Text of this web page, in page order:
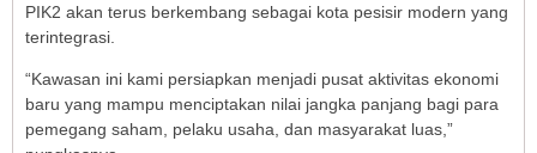
PIK2 akan terus berkembang sebagai kota pesisir modern yang
terintegrasi.
“Kawasan ini kami persiapkan menjadi pusat aktivitas ekonomi
baru yang mampu menciptakan nilai jangka panjang bagi para
pemegang saham, pelaku usaha, dan masyarakat luas,”